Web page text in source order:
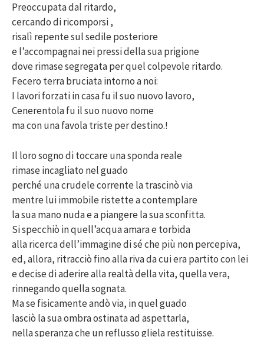
Preoccupata dal ritardo,
cercando di ricomporsi ,
risalì repente sul sedile posteriore
e l’accompagnai nei pressi della sua prigione
dove rimase segregata per quel colpevole ritardo.
Fecero terra bruciata intorno a noi:
I lavori forzati in casa fu il suo nuovo lavoro,
Cenerentola fu il suo nuovo nome
ma con una favola triste per destino.!
Il loro sogno di toccare una sponda reale
rimase incagliato nel guado
perché una crudele corrente la trascinò via
mentre lui immobile ristette a contemplare
la sua mano nuda e a piangere la sua sconfitta.
Si specchiò in quell’acqua amara e torbida
alla ricerca dell’immagine di sé che più non percepiva,
ed, allora, ritracciò fino alla riva da cui era partito con lei
e decise di aderire alla realtà della vita, quella vera,
rinnegando quella sognata.
Ma se fisicamente andò via, in quel guado
lasciò la sua ombra ostinata ad aspettarla,
nella speranza che un reflusso gliela restituisse.